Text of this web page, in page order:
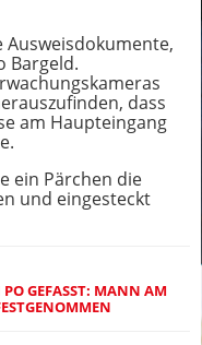
Bargeld.
dass
am Haupteingang
ein Pärchen die
und eingesteckt
GEFASST: MANN AM